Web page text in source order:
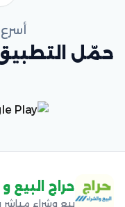
حمّل التطبيق
حراج البيع
بيع وشراء مباشر